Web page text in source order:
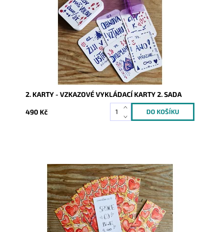
9925
2. KARTY - VZKAZOVÉ VYKLÁDACÍ KARTY 2. SADA
490 Kč
Dostupnost:
1
9900